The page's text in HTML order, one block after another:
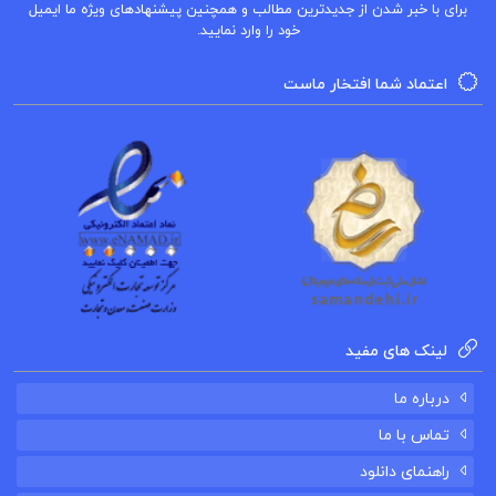
قلعه طبس حسن صباح
کتاب پیشنهادی
کتاب سرگذشت حاجی بابای اصفهانی جیمز موریه
کتاب سرگذشت تمدن کارل بکر
کتاب سرگذشت آرتور گوردُن پیم ادگار آلن‌ پو
برای با خبر شدن از جدیدترین مطالب و همچنین پیشنهادهای ویژه ما ایمیل
خود را وارد نمایید.
اعتماد شما افتخار ماست
لینک های مفید
درباره ما
تماس با ما
راهنمای دانلود